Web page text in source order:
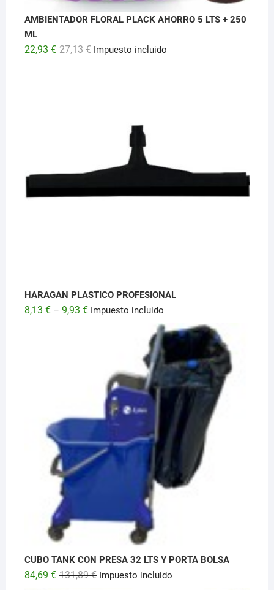
AMBIENTADOR FLORAL PLACK AHORRO 5 LTS + 250
ML
27,13€ El
22,93 €
El
Impuesto incluido
HARAGAN PLASTICO PROFESIONAL
8,13 €– 9,93 € Impuesto incluido
CUBO TANK CON PRESA 32 LTS Y PORTA BOLSA
131,89€ El
84,69 €
El
Impuesto incluido